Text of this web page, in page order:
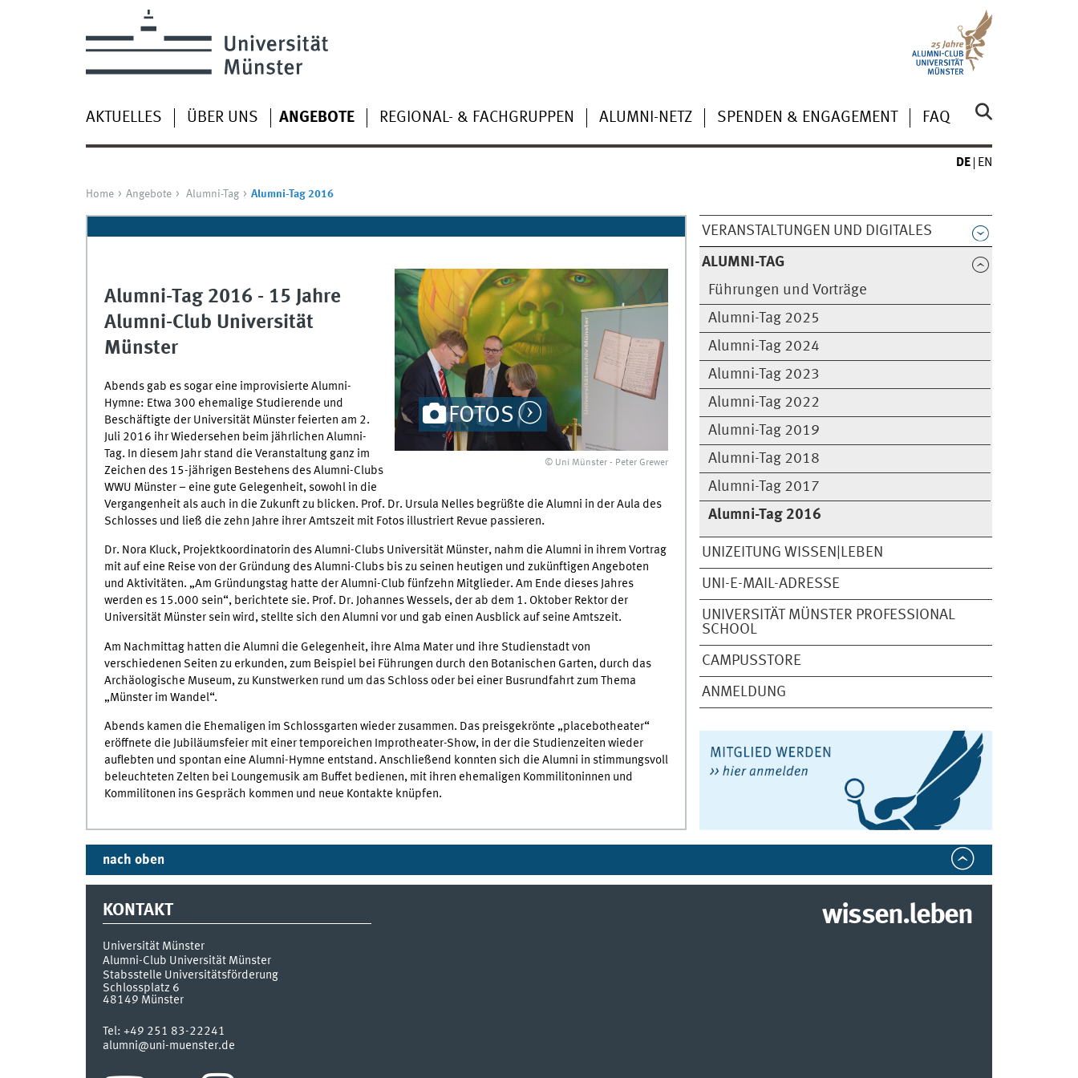
AKTUELLES ÜBER UNS ANGEBOTE REGIONAL- & FACHGRUPPEN ALUMNI-NETZ SPENDEN & ENGAGEMENT FAQ
DE EN
Home Angebote Alumni-Tag Alumni-Tag 2016
VERANSTALTUNGEN UND DIGITALES
ALUMNI-TAG
Führungen und Vorträge
Alumni-Tag 2025
Alumni-Tag 2024
Alumni-Tag 2023
Alumni-Tag 2022
Alumni-Tag 2019
Alumni-Tag 2018
Alumni-Tag 2017
Alumni-Tag 2016
UNIZEITUNG WISSEN|LEBEN
UNI-E-MAIL-ADRESSE
UNIVERSITÄT MÜNSTER PROFESSIONAL
SCHOOL
CAMPUSSTORE
ANMELDUNG
FOTOS
© Uni Münster - Peter Grewer
Alumni-Tag 2016 - 15 Jahre
Alumni-Club Universität
Münster
Abends gab es sogar eine improvisierte Alumni-
Hymne: Etwa 300 ehemalige Studierende und
Beschäftigte der Universität Münster feierten am 2.
Juli 2016 ihr Wiedersehen beim jährlichen Alumni-
Tag. In diesem Jahr stand die Veranstaltung ganz im
Zeichen des 15-jährigen Bestehens des Alumni-Clubs
WWU Münster – eine gute Gelegenheit, sowohl in die
Vergangenheit als auch in die Zukunft zu blicken. Prof. Dr. Ursula Nelles begrüßte die Alumni in der Aula des
Schlosses und ließ die zehn Jahre ihrer Amtszeit mit Fotos illustriert Revue passieren.
Dr. Nora Kluck, Projektkoordinatorin des Alumni-Clubs Universität Münster, nahm die Alumni in ihrem Vortrag
mit auf eine Reise von der Gründung des Alumni-Clubs bis zu seinen heutigen und zukünftigen Angeboten
und Aktivitäten. „Am Gründungstag hatte der Alumni-Club fünfzehn Mitglieder. Am Ende dieses Jahres
werden es 15.000 sein“, berichtete sie. Prof. Dr. Johannes Wessels, der ab dem 1. Oktober Rektor der
Universität Münster sein wird, stellte sich den Alumni vor und gab einen Ausblick auf seine Amtszeit.
Am Nachmittag hatten die Alumni die Gelegenheit, ihre Alma Mater und ihre Studienstadt von
verschiedenen Seiten zu erkunden, zum Beispiel bei Führungen durch den Botanischen Garten, durch das
Archäologische Museum, zu Kunstwerken rund um das Schloss oder bei einer Busrundfahrt zum Thema
„Münster im Wandel“.
Abends kamen die Ehemaligen im Schlossgarten wieder zusammen. Das preisgekrönte „placebotheater“
eröffnete die Jubiläumsfeier mit einer temporeichen Improtheater-Show, in der die Studienzeiten wieder
auflebten und spontan eine Alumni-Hymne entstand. Anschließend konnten sich die Alumni in stimmungsvoll
beleuchteten Zelten bei Loungemusik am Buffet bedienen, mit ihren ehemaligen Kommilitoninnen und
Kommilitonen ins Gespräch kommen und neue Kontakte knüpfen.
nach oben
KONTAKT
Universität Münster
Alumni-Club Universität Münster
Stabsstelle Universitätsförderung
Schlossplatz 6
48149 Münster
Tel: +49 251 83-22241
alumni@uni-muenster.de
wissen.leben